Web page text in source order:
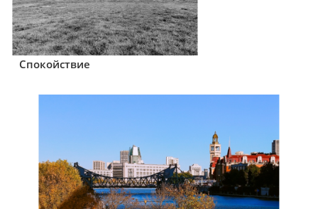
Спокойствие